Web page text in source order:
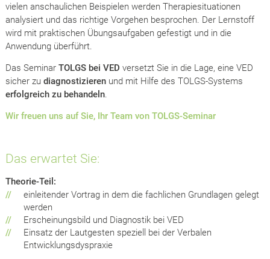
vielen anschaulichen Beispielen werden Therapiesituationen
analysiert und das richtige Vorgehen besprochen. Der Lernstoff
wird mit praktischen Übungsaufgaben gefestigt und in die
Anwendung überführt.
Das SeminarTOLGS bei VED versetzt Sie in die Lage, eine VED
sicher zu diagnostizierenund mit Hilfe des TOLGS-Systems
erfolgreich zu behandeln.
Wir freuen uns auf Sie, Ihr Team von TOLGS-Seminar
Das erwartet Sie:
Theorie-Teil:
//
einleitender Vortrag in dem die fachlichen Grundlagen gelegt
werden
//
Erscheinungsbild und Diagnostik bei VED
//
Einsatz der Lautgesten speziell bei der Verbalen
Entwicklungsdyspraxie